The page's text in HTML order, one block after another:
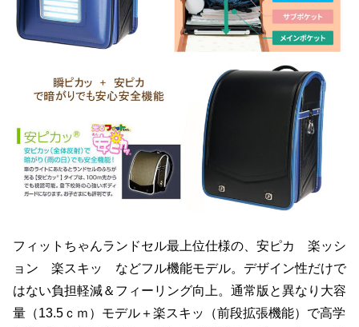
フィットちゃんランドセル最上位仕様の、安ピカ 楽ッシ
ョン 楽スキッ などフル機能モデル。デザイン性だけで
はない負担軽減＆フィーリング向上。通常版と異なり大容
量（13.5ｃｍ）モデル＋楽スキッ（前段拡張機能）で高学